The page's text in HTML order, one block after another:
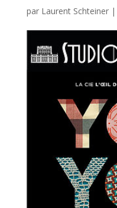
par Laurent Schteiner|